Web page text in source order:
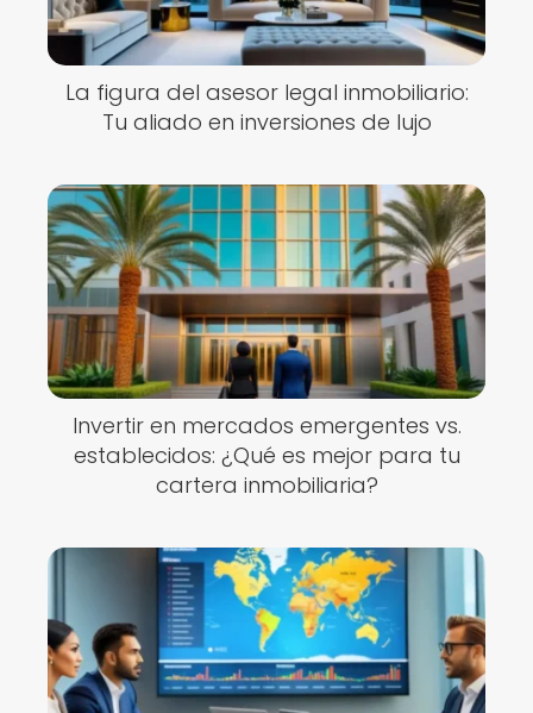
La figura del asesor legal inmobiliario:
Tu aliado en inversiones de lujo
Invertir en mercados emergentes vs.
establecidos: ¿Qué es mejor para tu
cartera inmobiliaria?